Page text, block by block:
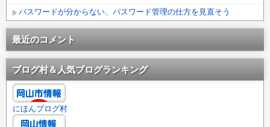
パスワードが分からない、パスワード管理の仕方を見直そう
最近のコメント
ブログ村＆人気ブログランキング
にほんブログ村